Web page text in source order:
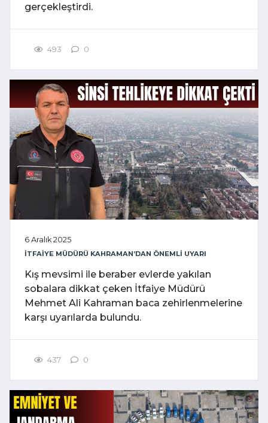
gerçekleştirdi.
493 0
6 Aralık 2025
İTFAİYE MÜDÜRÜ KAHRAMAN’DAN ÖNEMLİ UYARI
Kış mevsimi ile beraber evlerde yakılan
sobalara dikkat çeken İtfaiye Müdürü
Mehmet Ali Kahraman baca zehirlenmelerine
karşı uyarılarda bulundu.
437 0